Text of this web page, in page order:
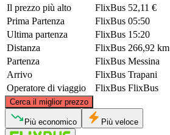
Il prezzo più alto
FlixBus 52,11 €
Prima Partenza
FlixBus 05:50
Ultima partenza
FlixBus 15:20
Distanza
FlixBus 266,92 km
Partenza
FlixBus Messina
Arrivo
FlixBus Trapani
Operatore di viaggio
FlixBus FlixBus
Cerca il miglior prezzo
©CARTO
Più economico Più veloce